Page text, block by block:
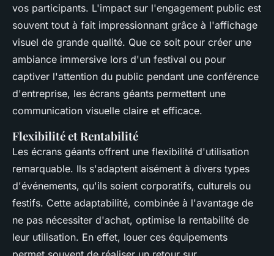
vos participants. L'impact sur l'engagement public est
souvent tout à fait impressionnant grâce à l'affichage
visuel de grande qualité. Que ce soit pour créer une
ambiance immersive lors d'un festival ou pour
captiver l'attention du public pendant une conférence
d'entreprise, les écrans géants permettent une
communication visuelle claire et efficace.
Flexibilité et Rentabilité
Les écrans géants offrent une flexibilité d'utilisation
remarquable. Ils s'adaptent aisément à divers types
d'événements, qu'ils soient corporatifs, culturels ou
festifs. Cette adaptabilité, combinée à l'avantage de
ne pas nécessiter d'achat, optimise la rentabilité de
leur utilisation. En effet, louer ces équipements